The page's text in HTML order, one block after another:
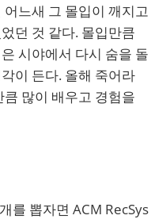
느새 그 몰입이 깨지고
던 것 같다. 몰입만큼
시야에서 다시 숨을 돌
이 든다. 올해 죽어라
많이 배우고 경험을
를 뽑자면 ACM RecSys